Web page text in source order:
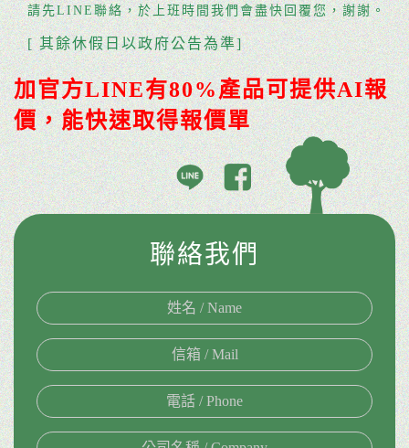
請先LINE聯絡，於上班時間我們會盡快回覆您，謝謝。
[ 其餘休假日以政府公告為準]
加官方LINE有80%產品可提供AI報
價，能快速取得報價單
聯絡我們